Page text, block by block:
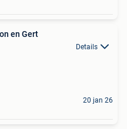
en Gert
Details
20 jan 26